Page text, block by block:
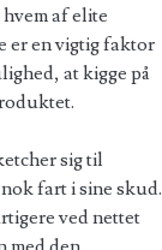
af elite
er en vigtig faktor
at kigge på
sig til
fart i sine skud.
ved nettet